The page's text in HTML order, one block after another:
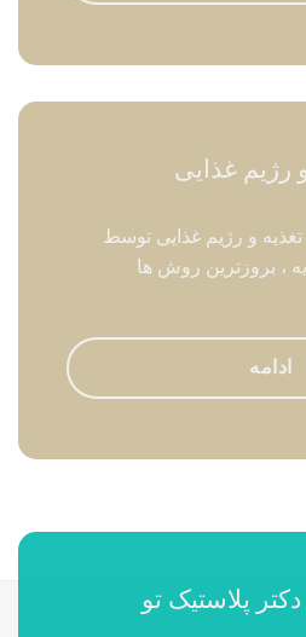
رژیم غذایی
و رژیم غذایی توسط
، بروزترین روش ها
ادامه
دکتر پلاستیک تو